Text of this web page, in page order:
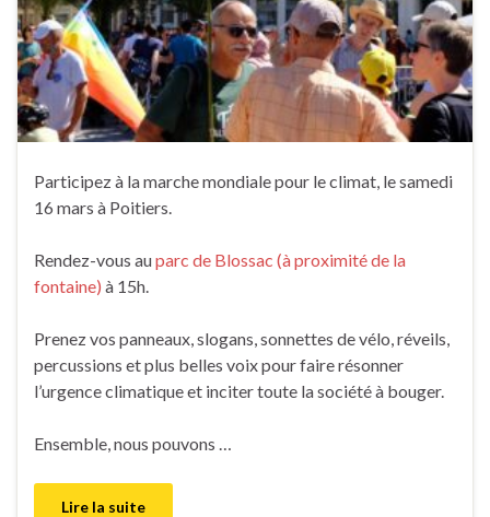
Participez à la marche mondiale pour le climat, le samedi
16 mars à Poitiers.
Rendez-vous auparc de Blossac (à proximité de la
fontaine) à 15h.
Prenez vos panneaux, slogans, sonnettes de vélo, réveils,
percussions et plus belles voix pour faire résonner
l’urgence climatique et inciter toute la société à bouger.
Ensemble, nous pouvons …
Lire la suite